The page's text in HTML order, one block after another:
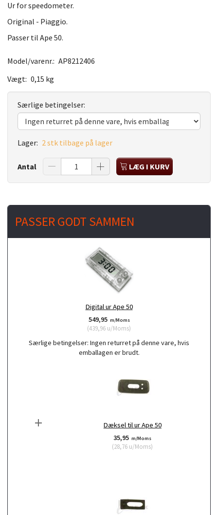
Ur for speedometer.
Original - Piaggio.
Passer til Ape 50.
Model/varenr.: AP8212406
Vægt: 0,15 kg
Særlige betingelser:
Lager: 2 stk tilbage på lager
Antal LÆG I KURV
PASSER GODT SAMMEN
Digital ur Ape 50
549,95 m/Moms
(439,96 u/Moms)
Særlige betingelser: Ingen returret på denne vare, hvis
emballagen er brudt.
+
Dæksel til ur Ape 50
35,95 m/Moms
(28,76 u/Moms)